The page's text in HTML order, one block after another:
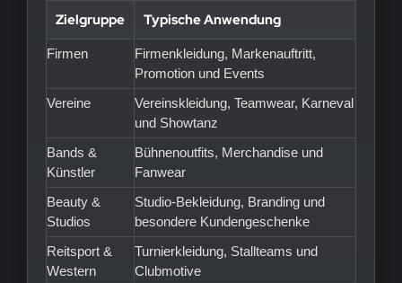
Zielgruppe Typische Anwendung
Firmen
Firmenkleidung, Markenauftritt,
Promotion und Events
Vereine
Vereinskleidung, Teamwear, Karneval
und Showtanz
Bands &
Künstler
Bühnenoutfits, Merchandise und
Fanwear
Beauty &
Studios
Studio-Bekleidung, Branding und
besondere Kundengeschenke
Reitsport &
Western
Turnierkleidung, Stallteams und
Clubmotive